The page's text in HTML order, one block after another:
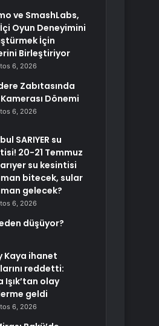
ve SmashLabs,
Oyun Deneyimini
İçin
Birleştiriyor
6, 2026
Zabıtasında
Dönemi
6, 2026
SARIYER su
20-21 Temmuz
su kesintisi
bitecek, sular
gelecek?
6, 2026
düşüyor?
Kaya ihanet
reddetti:
Işık’tan olay
geldi
6, 2026